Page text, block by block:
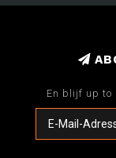
En blijf up to